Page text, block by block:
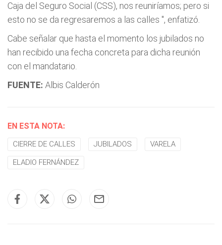
Caja del Seguro Social (CSS), nos reuniríamos; pero si
esto no se da regresaremos a las calles ", enfatizó.
Cabe señalar que hasta el momento los jubilados no
han recibido una fecha concreta para dicha reunión
con el mandatario.
FUENTE: Albis Calderón
EN ESTA NOTA:
CIERRE DE CALLES JUBILADOS VARELA
ELADIO FERNÁNDEZ